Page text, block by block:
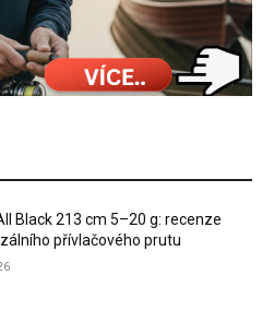
Black 213 cm 5–20 g: recenze
přívlačového prutu